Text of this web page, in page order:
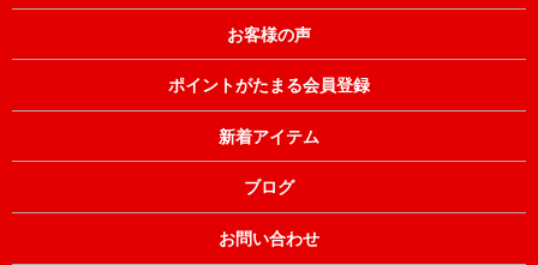
お客様の声
ポイントがたまる会員登録
新着アイテム
ブログ
お問い合わせ